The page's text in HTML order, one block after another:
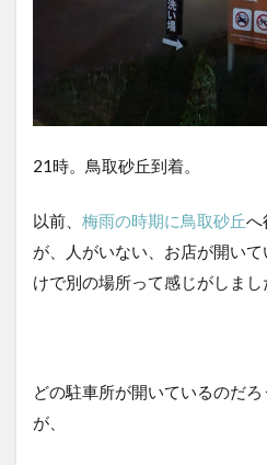
21時。鳥取砂丘到着。
以前、 梅雨の時期に鳥取砂丘へ
が、人がいない、お店が開い
けで別の場所って感じがしまし
どの駐車所が開いているのだ
が、